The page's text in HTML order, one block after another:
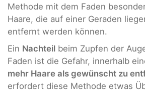
Methode mit dem Faden
Haare, die auf einer Geraden
entfernt werden können.
Ein Nachteil beim Zupfen der
Faden ist die Gefahr, innerhalb
mehr Haare als gewünscht zu
erfordert diese Methode etwas